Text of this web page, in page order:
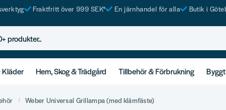
Fraktfritt över 999 SEK* En järnhandel för alla Butik i
Kläder Hem, Skog & Trädgård Tillbehör & Förbrukning
Weber Universal Grillampa (med klämfäste)